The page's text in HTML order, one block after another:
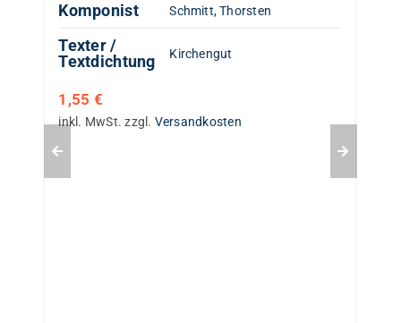
Komponist Schmitt, Thorsten
Texter /
Textdichtung
Kirchengut
1,55 €
inkl. MwSt. zzgl. Versandkosten